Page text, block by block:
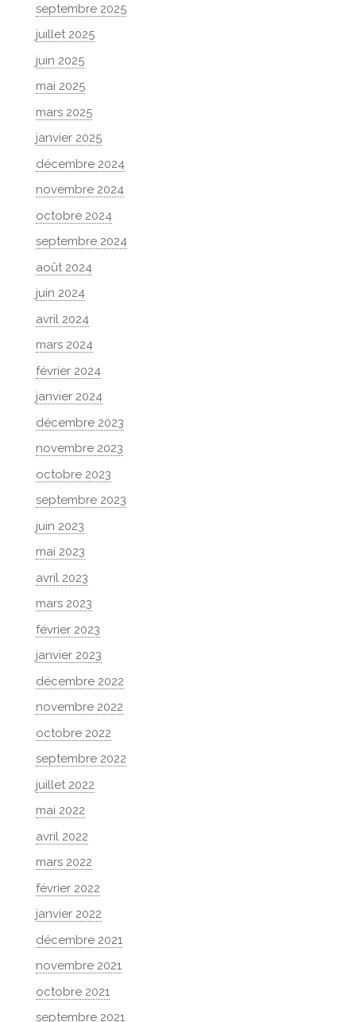
septembre 2025
juillet 2025
juin 2025
mai 2025
mars 2025
janvier 2025
décembre 2024
novembre 2024
octobre 2024
septembre 2024
août 2024
juin 2024
avril 2024
mars 2024
février 2024
janvier 2024
décembre 2023
novembre 2023
octobre 2023
septembre 2023
juin 2023
mai 2023
avril 2023
mars 2023
février 2023
janvier 2023
décembre 2022
novembre 2022
octobre 2022
septembre 2022
juillet 2022
mai 2022
avril 2022
mars 2022
février 2022
janvier 2022
décembre 2021
novembre 2021
octobre 2021
septembre 2021